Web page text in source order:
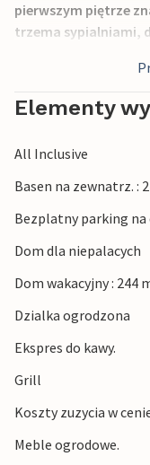
pierwszym piętrze
trzema sypialniami,
Dodatkowy komfort
basenem i tarasem
jest o około 1,5 km,
Elementy
All Inclusive
Basen na zewnatrz. :
Bezplatny parking na
Dom dla niepalacych
Dom wakacyjny : 244
Dzialka ogrodzona
Ekspres do kawy.
Grill
Koszty zuzycia w
Meble ogrodowe.